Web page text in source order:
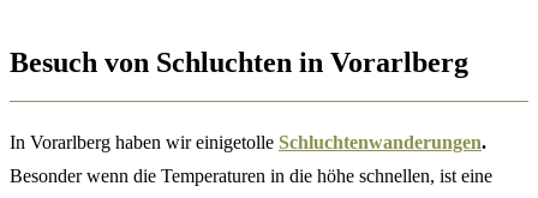
Besuch von Schluchten in Vorarlberg
In Vorarlberg haben wir einigetolle Schluchtenwanderungen.
Besonder wenn die Temperaturen in die höhe schnellen, ist eine